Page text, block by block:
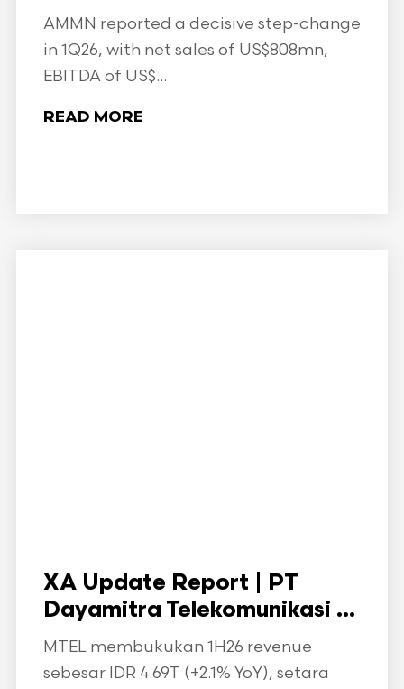
AMMN reported a decisive step-change
in 1Q26, with net sales of US$808mn,
EBITDA of US$...
READ MORE
XA Update Report | PT
Dayamitra Telekomunikasi ...
MTEL membukukan 1H26 revenue
sebesar IDR 4.69T (+2.1% YoY), setara